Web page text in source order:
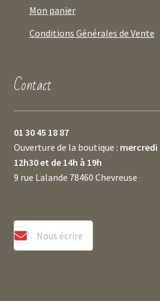
Mon panier
Conditions Générales de Vente
Contact
01 30 45 18 87
Ouverture de la boutique : mercredi
12h30 et de 14h à 19h
9 rue Lalande 78460 Chevreuse
Nous écrire